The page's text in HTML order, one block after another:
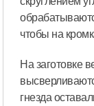
чтобы на
На заготовке
гнезда